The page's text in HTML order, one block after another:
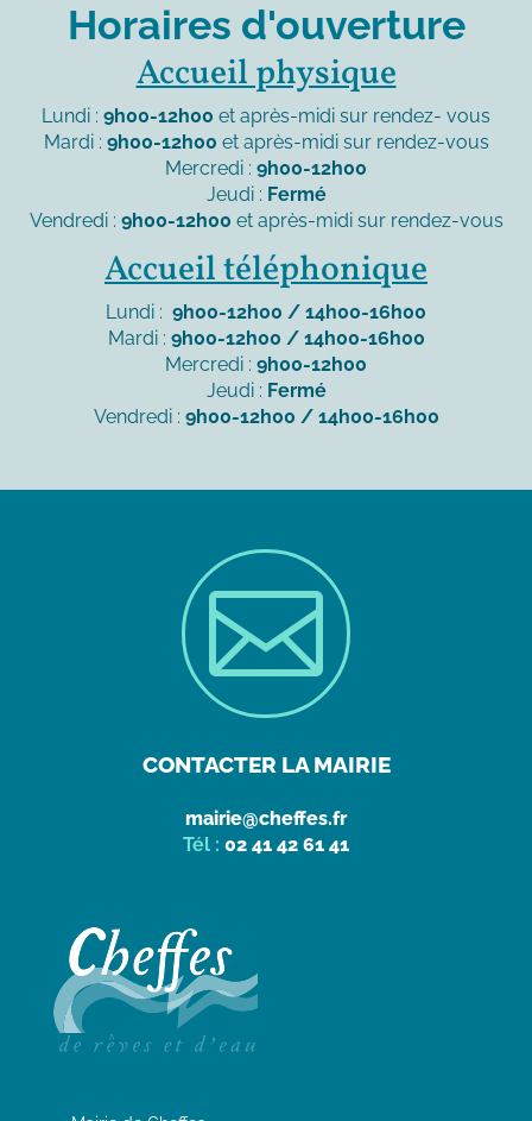
Horaires d'ouverture
Accueil physique
Lundi : 9h00-12h00 et après-midi sur rendez- vous
Mardi : 9h00-12h00 et après-midi sur rendez-vous
Mercredi : 9h00-12h00
Jeudi : Fermé
Vendredi : 9h00-12h00 et après-midi sur rendez-vous
Accueil téléphonique
Lundi : 9h00-12h00 / 14h00-16h00
Mardi : 9h00-12h00 / 14h00-16h00
Mercredi : 9h00-12h00
Jeudi : Fermé
Vendredi : 9h00-12h00 / 14h00-16h00

CONTACTER LA MAIRIE
mairie@cheffes.fr
Tél : 02 41 42 61 41